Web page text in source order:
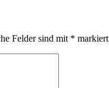
Felder sind mit * markiert